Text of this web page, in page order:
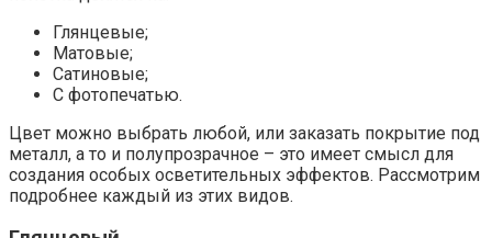
Глянцевые;
Матовые;
Сатиновые;
С фотопечатью.
Цвет можно выбрать любой, или заказать покрытие под
металл, а то и полупрозрачное – это имеет смысл для
создания особых осветительных эффектов. Рассмотрим
подробнее каждый из этих видов.